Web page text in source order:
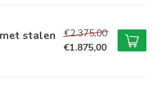
stalen
€2.375,00
€1.875,00